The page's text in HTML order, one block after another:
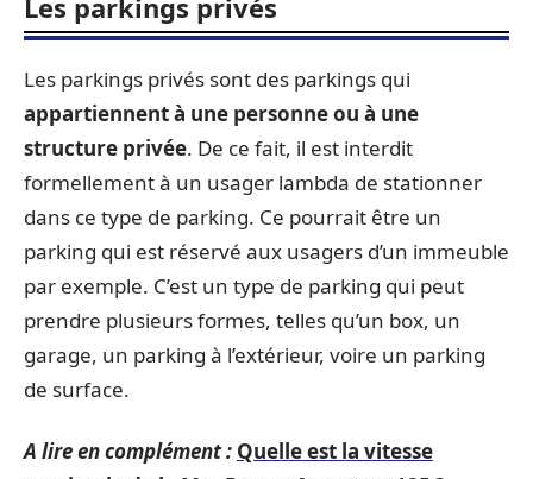
Les parkings privés
Les parkings privés sont des parkings qui
appartiennent à une personneou à une
structure privée. De ce fait, il est interdit
formellement à un usager lambda de stationner
dans ce type de parking. Ce pourrait être un
parking qui est réservé aux usagers d’un immeuble
par exemple. C’est un type de parking qui peut
prendre plusieurs formes, telles qu’un box, un
garage, un parking à l’extérieur, voire un parking
de surface.
A lire en complément : Quelle est la vitesse